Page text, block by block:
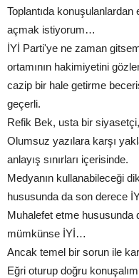
Toplantıda
açmak istiyorum…
İYİ Parti'ye ne zaman
ortamının hakimiyetini
cazip bir hale getirme
geçerli.
Refik Bek, usta bir
Olumsuz yazılara karşı
anlayış sınırları içerisinde.
Medyanın kullanabileceği
hususunda da son derece
Muhalefet etme hususunda
mümkünse İYİ…
Ancak temel bir sorun ile
Eğri oturup doğru